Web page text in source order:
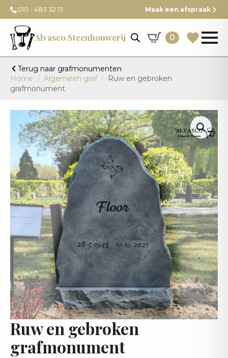
010 - 483 32 13 Maak een afspraak
Alvasco Steenhouwerij 0
Terug naar grafmonumenten
Home
Algemeen graf
Ruw en gebroken
grafmonument
Ruw en gebroken
grafmonument